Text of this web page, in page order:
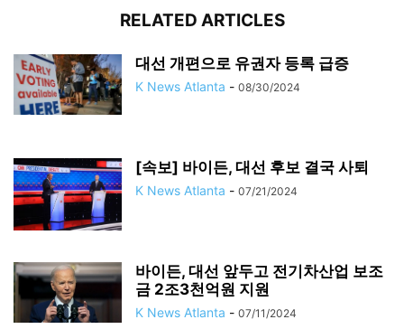
RELATED ARTICLES
대선 개편으로 유권자 등록 급증
K News Atlanta - 08/30/2024
[속보] 바이든, 대선 후보 결국 사퇴
K News Atlanta - 07/21/2024
바이든, 대선 앞두고 전기차산업 보조
금 2조3천억원 지원
K News Atlanta - 07/11/2024